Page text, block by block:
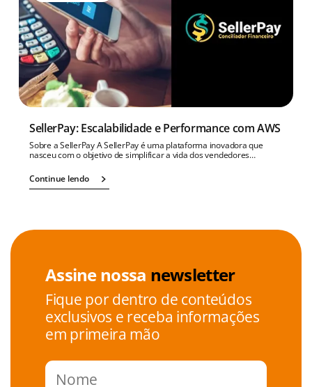
SellerPay: Escalabilidade e Performance com AWS
Sobre a SellerPay A SellerPay é uma plataforma inovadora que
nasceu com o objetivo de simplificar a vida dos vendedores…
Continue lendo
Assine nossa newsletter
Fique por dentro de conteúdos
exclusivos e receba informações
em primeira mão